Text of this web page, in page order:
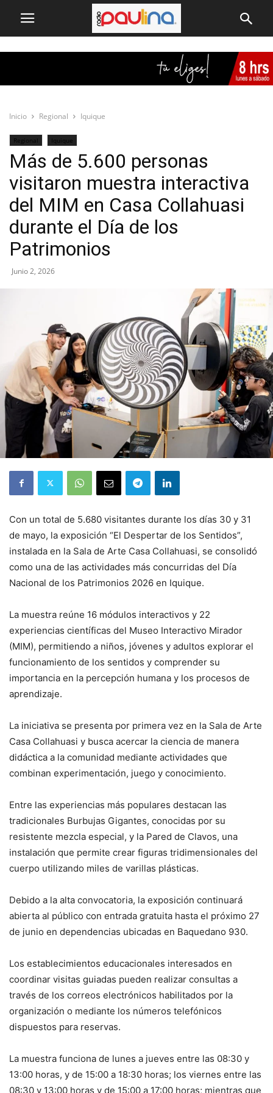
Inicio Regional Iquique
Regional Iquique
Más de 5.600 personas
visitaron muestra interactiva
del MIM en Casa Collahuasi
durante el Día de los
Patrimonios
Junio 2, 2026
Con un total de 5.680 visitantes durante los días 30 y 31
de mayo, la exposición “El Despertar de los Sentidos”,
instalada en la Sala de Arte Casa Collahuasi, se consolidó
como una de las actividades más concurridas del Día
Nacional de los Patrimonios 2026 en Iquique.
La muestra reúne 16 módulos interactivos y 22
experiencias científicas del Museo Interactivo Mirador
(MIM), permitiendo a niños, jóvenes y adultos explorar el
funcionamiento de los sentidos y comprender su
importancia en la percepción humana y los procesos de
aprendizaje.
La iniciativa se presenta por primera vez en la Sala de Arte
Casa Collahuasi y busca acercar la ciencia de manera
didáctica a la comunidad mediante actividades que
combinan experimentación, juego y conocimiento.
Entre las experiencias más populares destacan las
tradicionales Burbujas Gigantes, conocidas por su
resistente mezcla especial, y la Pared de Clavos, una
instalación que permite crear figuras tridimensionales del
cuerpo utilizando miles de varillas plásticas.
Debido a la alta convocatoria, la exposición continuará
abierta al público con entrada gratuita hasta el próximo 27
de junio en dependencias ubicadas en Baquedano 930.
Los establecimientos educacionales interesados en
coordinar visitas guiadas pueden realizar consultas a
través de los correos electrónicos habilitados por la
organización o mediante los números telefónicos
dispuestos para reservas.
La muestra funciona de lunes a jueves entre las 08:30 y
13:00 horas, y de 15:00 a 18:30 horas; los viernes entre las
08:30 y 13:00 horas y de 15:00 a 17:00 horas; mientras que